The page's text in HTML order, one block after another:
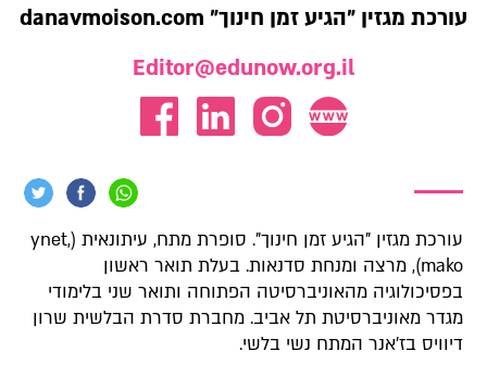
עורכת מגזין "הגיע זמן חינוך". סופרת מתח, עיתונאית (ynet,
mako), מרצה ומנחת סדנאות. בעלת תואר ראשון
בפסיכולוגיה מהאוניברסיטה הפתוחה ותואר שני בלימודי
מגדר מאוניברסיטת תל אביב. מחברת סדרת הבלשית שרון
דיוויס בז'אנר המתח נשי בלשי.
עורכת מגזין "הגיע זמן חינוך" danavmoison.com
Editor@edunow.org.il